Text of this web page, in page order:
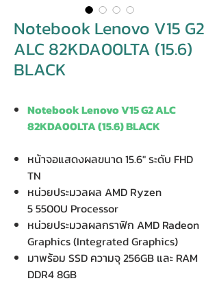
Notebook Lenovo V15 G2
ALC 82KDA00LTA (15.6)
BLACK
Notebook Lenovo V15 G2 ALC
82KDA00LTA (15.6) BLACK
หน้าจอแสดงผลขนาด 15.6" ระดับ FHD
TN
หน่วยประมวลผล AMD Ryzen
5 5500U Processor
หน่วยประมวลผลกราฟิก AMD Radeon
Graphics (Integrated Graphics)
มาพร้อม SSD ความจุ 256GB และ RAM
DDR4 8GB